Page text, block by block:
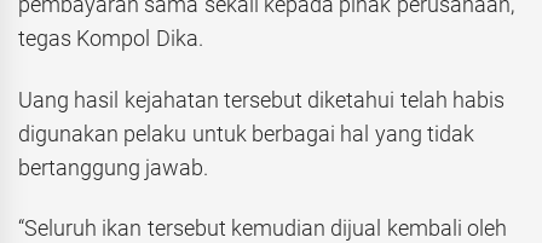
tegas Kompol Dika.
Uang hasil kejahatan tersebut diketahui telah habis
digunakan pelaku untuk berbagai hal yang tidak
bertanggung jawab.
“Seluruh ikan tersebut kemudian dijual kembali oleh